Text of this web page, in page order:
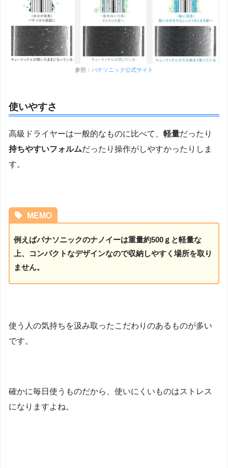
参照： パナソニック公式サイト
使いやすさ
高級ドライヤーは一般的なものに比べて、 軽量だったり
持ちやすいフォルムだったり操作がしやすかったりしま
す。
MEMO
例えばパナソニックのナノイーは重量約500ｇと軽量な
上、コンパクトなデザインなので収納しやすく場所を取り
ません。
使う人の気持ちを汲み取ったこだわりのあるものが多い
です。
確かに毎日使うものだから、使いにくいものはストレス
になりますよね。